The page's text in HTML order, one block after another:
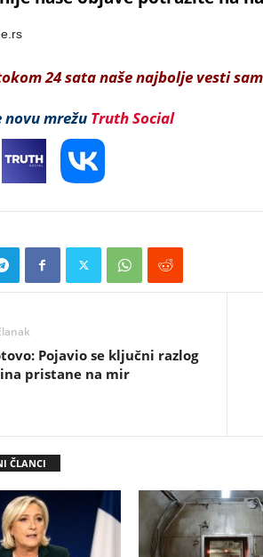
24 sata naše najbolje vesti
mrežu Truth Social
Pojavio se ključni razlog
pristane na mir
ČLANCI